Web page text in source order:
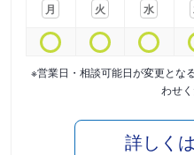
月
火
水
※営業日・相談可能日が変更とな
わせく
詳しく